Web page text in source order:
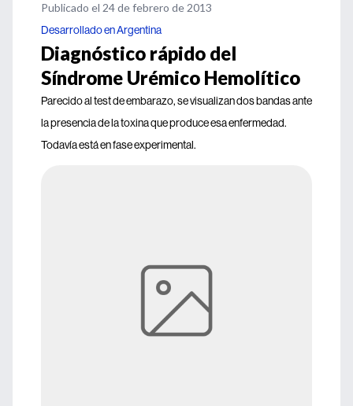
Publicado el 24 de febrero de 2013
Desarrollado en Argentina
Diagnóstico rápido del
Síndrome Urémico Hemolítico
Parecido al test de embarazo, se visualizan dos bandas ante
la presencia de la toxina que produce esa enfermedad.
Todavía está en fase experimental.